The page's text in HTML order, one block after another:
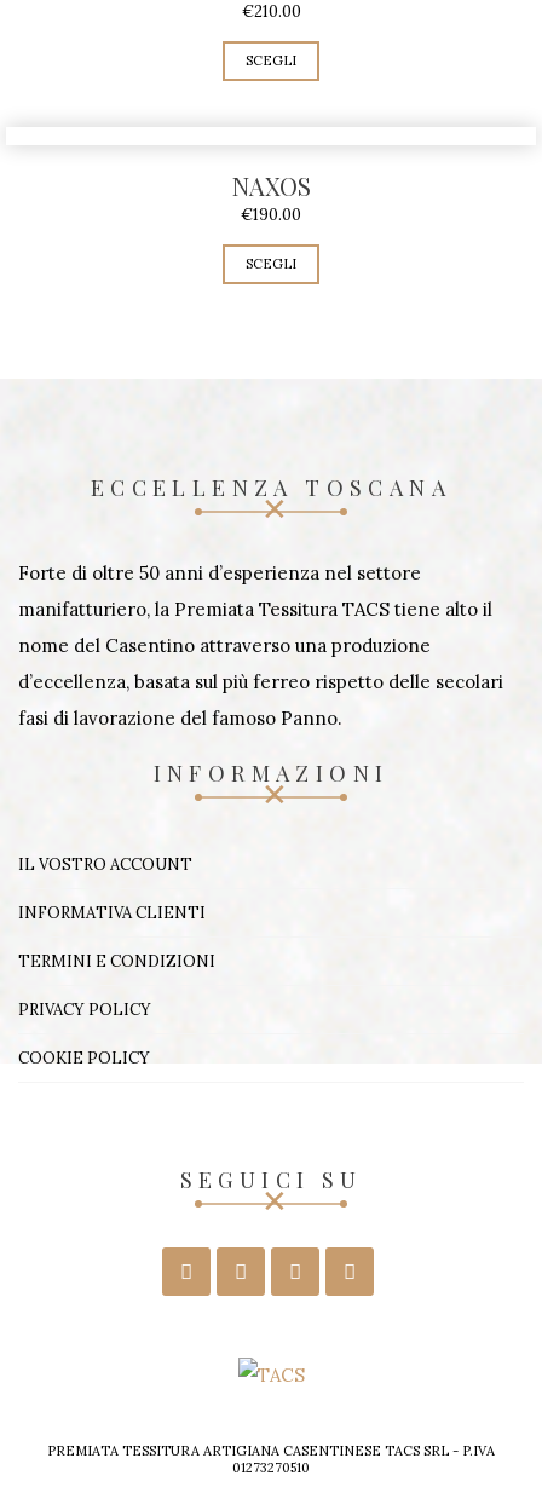
€210.00
SCEGLI
NAXOS
€190.00
SCEGLI
ECCELLENZA TOSCANA
Forte di oltre 50 anni d’esperienza nel settore
manifatturiero, la Premiata Tessitura TACS tiene alto il
nome del Casentino attraverso una produzione
d’eccellenza, basata sul più ferreo rispetto delle secolari
fasi di lavorazione del famoso Panno.
INFORMAZIONI
IL VOSTRO ACCOUNT
INFORMATIVA CLIENTI
TERMINI E CONDIZIONI
PRIVACY POLICY
COOKIE POLICY
SEGUICI SU
PREMIATA TESSITURA ARTIGIANA CASENTINESE TACS SRL - P.IVA
01273270510